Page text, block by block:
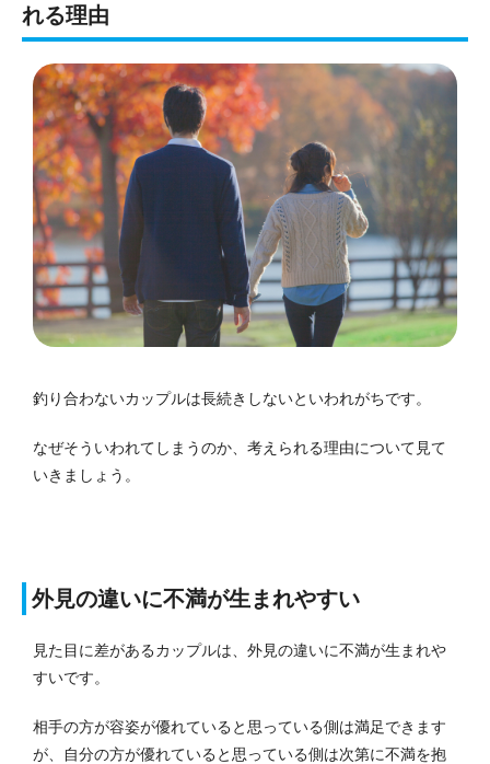
れる理由
釣り合わないカップルは長続きしないといわれがちです。
なぜそういわれてしまうのか、考えられる理由について見て
いきましょう。
外見の違いに不満が生まれやすい
見た目に差があるカップルは、外見の違いに不満が生まれや
すいです。
相手の方が容姿が優れていると思っている側は満足できます
が、自分の方が優れていると思っている側は次第に不満を抱